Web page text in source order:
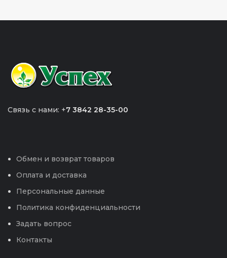
Связь с нами: +7 3842 28-35-00
Обмен и возврат товаров
Оплата и доставка
Персональные данные
Политика конфиденциальности
Задать вопрос
Контакты